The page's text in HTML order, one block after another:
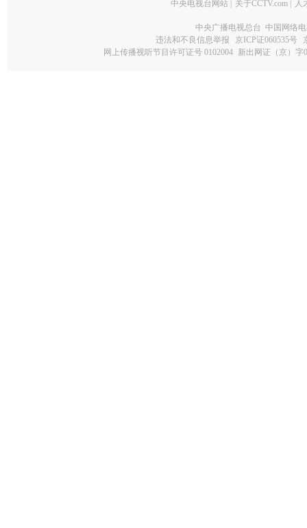
中央电视台网站 关于CCTV.com 人
中央广播电视总台 中国网络
违法和不良信息举报
京ICP证060535号
网上传播视听节目许可证号 0102004 新出网证（京）